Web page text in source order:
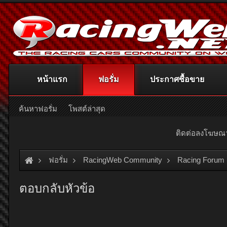
ติดต่อลงโฆษ
ฟอรั่ม RacingWeb Community Racing
ตอบกลับหัวข้อ
หน้าแรก ฟอรั่ม
ค้นหาฟอรั่ม โพสต์ล่าสุด
ประกาศซื้อขาย